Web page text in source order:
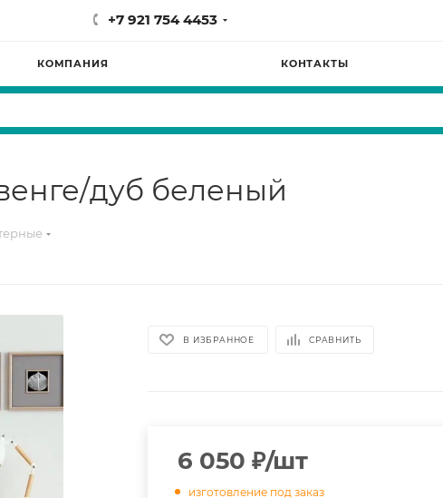
+7 921 754 4453
КОМПАНИЯ КОНТАКТЫ
дуб беленый
В ИЗБРАННОЕ СРАВНИТЬ
6 050 ₽/шт
изготовление под заказ